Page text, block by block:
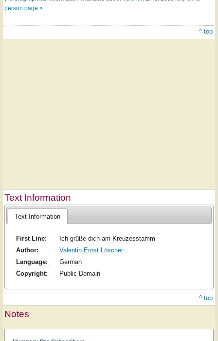
person page >
^ top
Text Information
Text Information
First Line:
Ich grüße dich am Kreuzesstamm
Author:
Valentin Ernst Löscher
Language:
German
Copyright:
Public Domain
^ top
Notes